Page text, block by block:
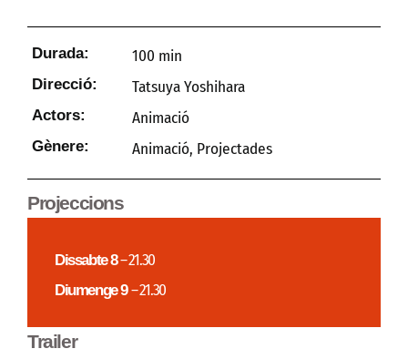
Durada: 100 min
Direcció: Tatsuya Yoshihara
Actors: Animació
Gènere: Animació, Projectades
Projeccions
Dissabte 8– 21.30
Diumenge 9– 21.30
Trailer